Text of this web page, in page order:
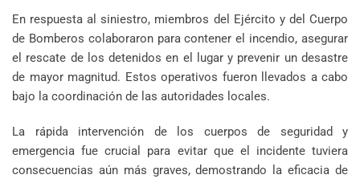
En respuesta al siniestro, miembros del Ejército y del Cuerpo
de Bomberos colaboraron para contener el incendio, asegurar
el rescate de los detenidos en el lugar y prevenir un desastre
de mayor magnitud. Estos operativos fueron llevados a cabo
bajo la coordinación de las autoridades locales.
La rápida intervención de los cuerpos de seguridad y
emergencia fue crucial para evitar que el incidente tuviera
consecuencias aún más graves, demostrando la eficacia de